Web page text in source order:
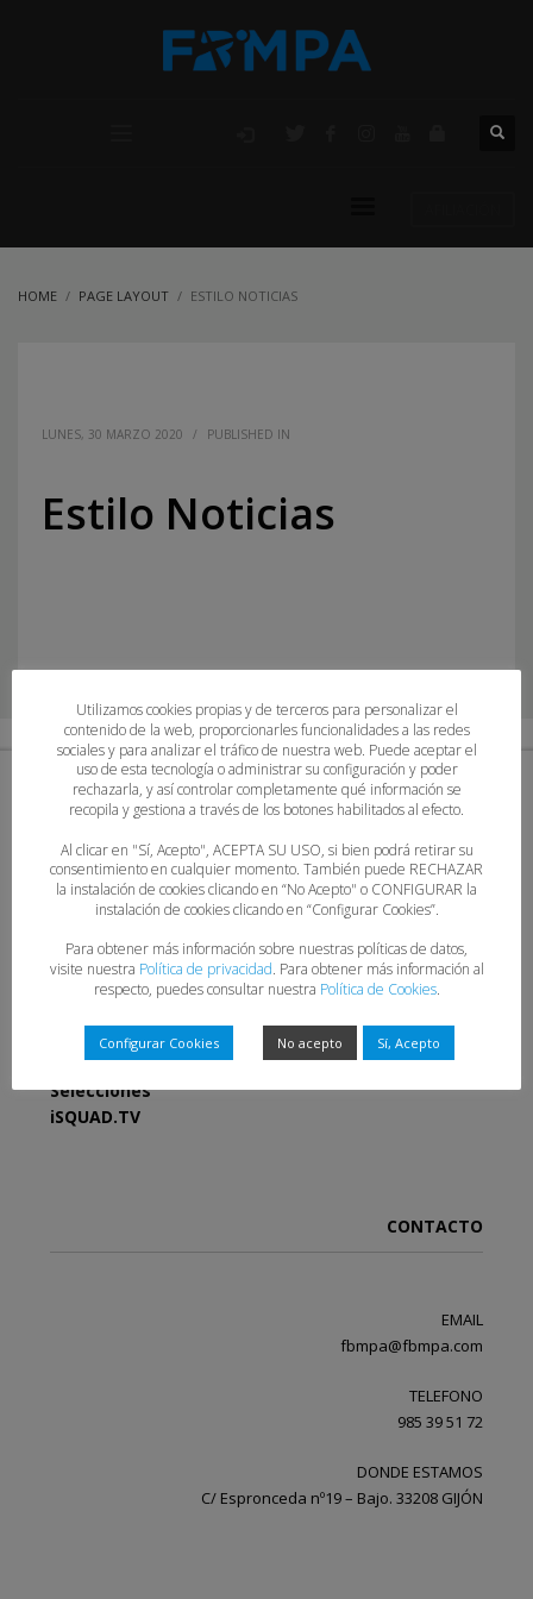
HOME PAGE LAYOUT ESTILO NOTICIAS
LUNES, 30 MARZO 2020 / PUBLISHED IN
Estilo Noticias
SECCIONES
Federación
Boletín Semanal
Transparencia
Documentos
Multimedia
Selecciones
iSQUAD.TV
CONTACTO
EMAIL
fbmpa@fbmpa.com
TELEFONO
985 39 51 72
DONDE ESTAMOS
C/ Espronceda nº19 – Bajo. 33208 GIJÓN
Utilizamos cookies propias y de terceros para personalizar el
contenido de la web, proporcionarles funcionalidades a las redes
sociales y para analizar el tráfico de nuestra web. Puede aceptar el
uso de esta tecnología o administrar su configuración y poder
rechazarla, y así controlar completamente qué información se
recopila y gestiona a través de los botones habilitados al efecto.
Al clicar en "Sí, Acepto", ACEPTA SU USO, si bien podrá retirar su
consentimiento en cualquier momento. También puede RECHAZAR
la instalación de cookies clicando en “No Acepto" o CONFIGURAR la
instalación de cookies clicando en “Configurar Cookies”.
Para obtener más información sobre nuestras políticas de datos,
visite nuestra Política de privacidad. Para obtener más información al
respecto, puedes consultar nuestra Política de Cookies.
Configurar Cookies No acepto Sí, Acepto